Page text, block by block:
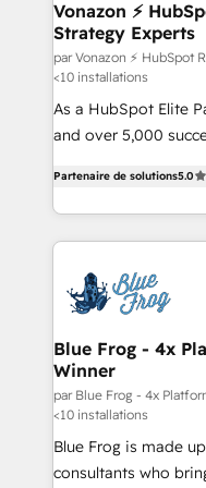
strategies that deliver
is to empower you
—faster. Through
responsiveness, and
your team to adopt
and achieve a
Vonazon ⚡
Strategy Experts
par Vonazon ⚡ HubSpot
<10 installations
As a HubSpot Elite
and over 5,000
measurable,
enterprise-grade
builds scalable
Seamless CRM,
Complex platform
Custom APIs and third-
End Revenue
pipeline growth
and CRM
customer journey mapping 🏅 Elite-
Execution • 750+
Partenaire de solutions5.0
Blue Frog - 4x
Winner
par Blue Frog - 4x
<10 installations
Blue Frog is made
consultants who